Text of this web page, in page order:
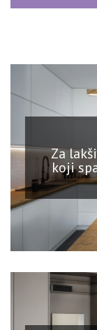
Za
koji